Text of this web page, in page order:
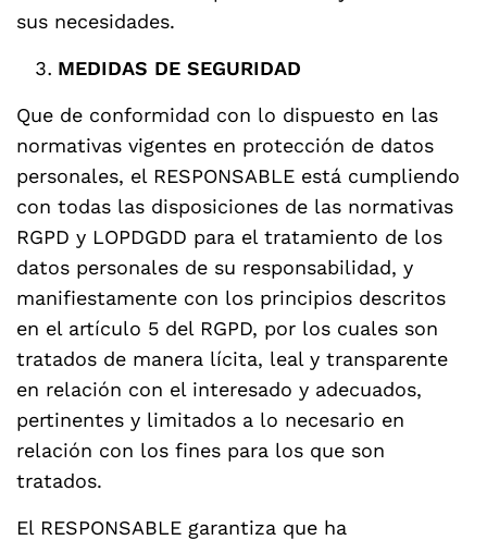
sus necesidades.
MEDIDAS DE SEGURIDAD
Que de conformidad con lo dispuesto en las
normativas vigentes en protección de datos
personales, el RESPONSABLE está cumpliendo
con todas las disposiciones de las normativas
RGPD y LOPDGDD para el tratamiento de los
datos personales de su responsabilidad, y
manifiestamente con los principios descritos
en el artículo 5 del RGPD, por los cuales son
tratados de manera lícita, leal y transparente
en relación con el interesado y adecuados,
pertinentes y limitados a lo necesario en
relación con los fines para los que son
tratados.
El RESPONSABLE garantiza que ha